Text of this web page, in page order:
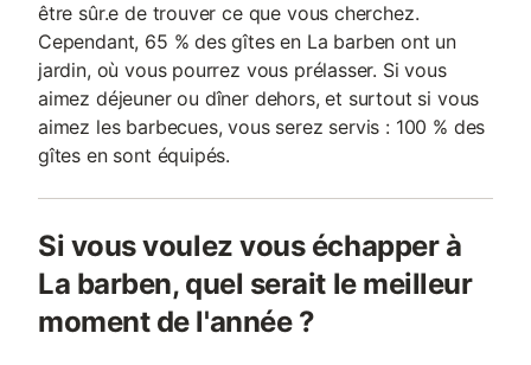
être sûr.e de trouver ce que vous cherchez.
Cependant, 65 % des gîtes en La barben ont un
jardin, où vous pourrez vous prélasser. Si vous
aimez déjeuner ou dîner dehors, et surtout si vous
aimez les barbecues, vous serez servis : 100 % des
gîtes en sont équipés.
Si vous voulez vous échapper à
La barben, quel serait le meilleur
moment de l'année ?